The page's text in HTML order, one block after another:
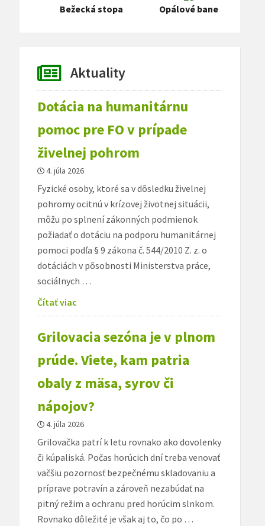
Bežecká stopa Opálové bane
Aktuality
Dotácia na humanitárnu
pomoc pre FO v prípade
živelnej pohrom
4. júla 2026
Fyzické osoby, ktoré sa v dôsledku živelnej
pohromy ocitnú v krízovej životnej situácii,
môžu po splnení zákonných podmienok
požiadať o dotáciu na podporu humanitárnej
pomoci podľa § 9 zákona č. 544/2010 Z. z. o
dotáciách v pôsobnosti Ministerstva práce,
sociálnych …
Čítať viac
Grilovacia sezóna je v plnom
prúde. Viete, kam patria
obaly z mäsa, syrov či
nápojov?
4. júla 2026
Grilovačka patrí k letu rovnako ako dovolenky
či kúpaliská. Počas horúcich dní treba venovať
väčšiu pozornosť bezpečnému skladovaniu a
príprave potravín a zároveň nezabúdať na
pitný režim a ochranu pred horúcim slnkom.
Rovnako dôležité je však aj to, čo po …